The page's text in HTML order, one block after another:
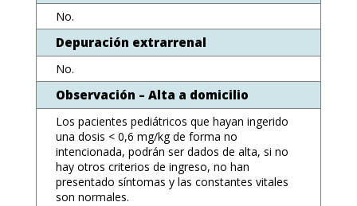
No.
Depuración extrarrenal
No.
Observación – Alta a domicilio
Los pacientes pediátricos que hayan ingerido
una dosis < 0,6 mg/kg de forma no
intencionada, podrán ser dados de alta, si no
hay otros criterios de ingreso, no han
presentado síntomas y las constantes vitales
son normales.